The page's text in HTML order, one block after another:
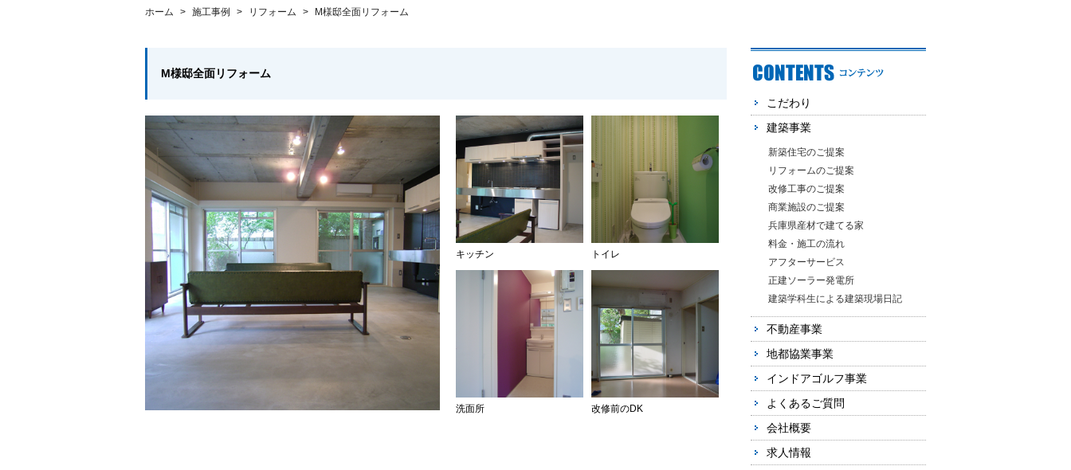
ホーム 施工事例 リフォーム M様邸全面リフォーム
M様邸全面リフォーム
キッチン トイレ
洗面所 改修前のDK
こだわり
建築事業
新築住宅のご提案
リフォームのご提案
改修工事のご提案
商業施設のご提案
兵庫県産材で建てる家
料金・施工の流れ
アフターサービス
正建ソーラー発電所
建築学科生による建築現場日記
不動産事業
地都協業事業
インドアゴルフ事業
よくあるご質問
会社概要
求人情報